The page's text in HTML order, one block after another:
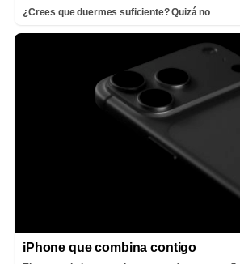
¿Crees que duermes suficiente? Quizá no
iPhone que combina contigo